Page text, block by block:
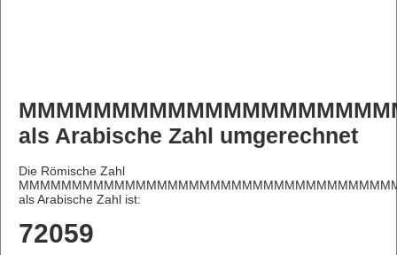
als Arabische Zahl umgerechnet
Die Römische Zahl
als Arabische Zahl ist:
72059